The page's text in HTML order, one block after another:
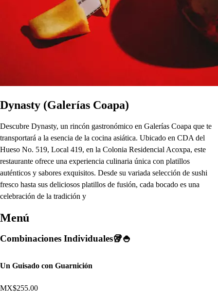
Dynasty (Galerías Coapa)
Descubre Dynasty, un rincón gastronómico en Galerías Coapa que te
transportará a la esencia de la cocina asiática. Ubicado en CDA del
Hueso No. 519, Local 419, en la Colonia Residencial Acoxpa, este
restaurante ofrece una experiencia culinaria única con platillos
auténticos y sabores exquisitos. Desde su variada selección de sushi
fresco hasta sus deliciosos platillos de fusión, cada bocado es una
celebración de la tradición y
Menú
Combinaciones Individuales🥡🍚
Un Guisado con Guarnición
MX$255.00